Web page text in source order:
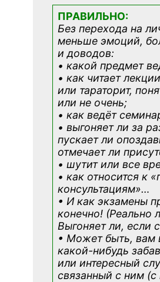
ПРАВИЛЬНО:
Без перехода на
меньше эмоций,
и доводов:
• какой предмет
• как читает
или тараторит,
или не очень;
• как ведёт
• выгоняет ли за
пускает ли
отмечает ли
• шутит или все
• как относится к
консультациям»…
• И как экзамены
конечно! (Реально
Выгоняет ли, если
• Может быть, вам
какой-нибудь
или интересный
связанный с ним (с